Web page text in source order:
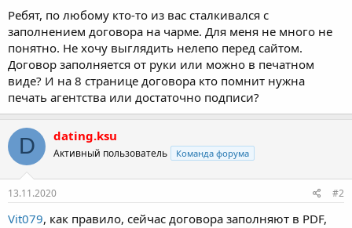
м
ы
а
л
а
13.11.2020
Ребят, по любому кто-то из вас сталкивался с
заполнением договора на чарме. Для меня не много не
понятно. Не хочу выглядить нелепо перед сайтом.
Договор заполняется от руки или можно в печатном
виде? И на 8 странице договора кто помнит нужна
печать агентства или достаточно подписи?
D dating.ksu
13.11.2020